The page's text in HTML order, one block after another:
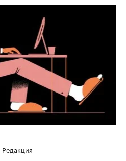
Редакция